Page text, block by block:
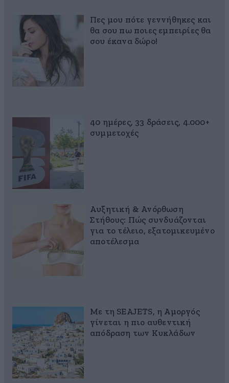
Πες μου πότε γεννήθηκες και
θα σου πω ποιες εμπειρίες θα
σου έκανα δώρο!
40 ημέρες, 33 δράσεις, 4.000+
συμμετοχές
Αυξητική & Ανόρθωση
Στήθους: Πώς συνδυάζονται
για το τέλειο, εξατομικευμένο
αποτέλεσμα
Με τη SEAJETS, η Αμοργός
γίνεται η πιο αυθεντική
απόδραση των Κυκλάδων